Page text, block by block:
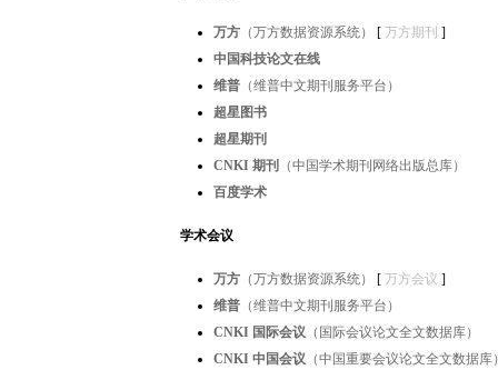
万方 （万方数据资源系统） [ 万方期刊 ]
中国科技论文在线
维普 （维普中文期刊服务平台）
超星图书
超星期刊
CNKI 期刊
（中国学术期刊网络出版总库）
百度学术
学术会议
万方 （万方数据资源系统） [ 万方会议 ]
维普 （维普中文期刊服务平台）
CNKI 国际会议 （国际会议论文全文数据库）
CNKI 中国会议 （中国重要会议论文全文数据库